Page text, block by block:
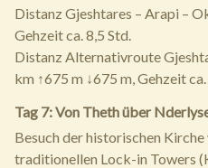
Distanz Gjeshtares – Arapi –
Gehzeit ca. 8,5 Std.
Distanz Alternativroute
km ↑675 m ↓675 m, Gehzeit
Tag 7: Von Theth über
Besuch der historischen
traditionellen Lock-in Towers